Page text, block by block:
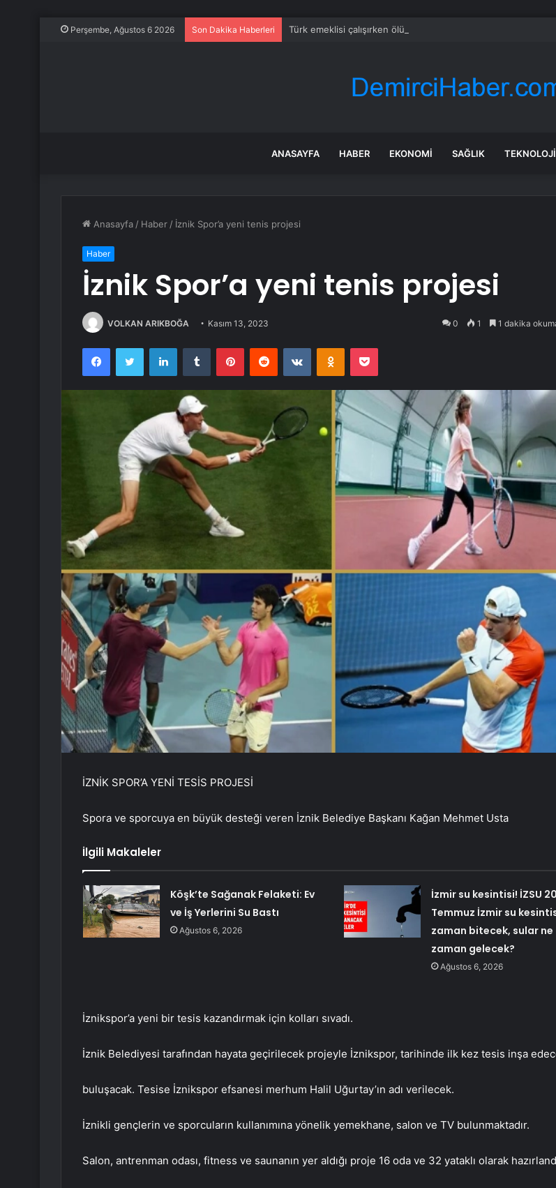
Perşembe, Ağustos 6 2026 Son Dakika Haberleri Türk emeklisi çalışırken ölüyor
ANASAYFA HABER EKONOMI SAĞLIK TEKNOLOJI
Anasayfa / Haber / İznik Spor’a yeni tenis projesi
Haber
İznik Spor’a yeni tenis projesi
VOLKAN ARIKBOĞA Kasım 13, 2023 0 1 1 dakika
FacebookTwitter LinkedInTumblr PinterestReddit VKontakteOdnoklassniki
Pocket
İZNİK SPOR’A YENİ TESİS PROJESİ
Spora ve sporcuya en büyük desteği veren İznik Belediye Başkanı Kağan Mehmet Usta
İlgili Makaleler
Köşk’te Sağanak Felaketi: Ev
ve İş Yerlerini Su Bastı
Ağustos 6, 2026
İzmir su kesintisi! İZSU
Temmuz İzmir su
zaman bitecek, sular ne
zaman gelecek?
Ağustos 6, 2026
İznikspor’a yeni bir tesis kazandırmak için kolları sıvadı.
İznik Belediyesi tarafından hayata geçirilecek projeyle İznikspor, tarihinde ilk kez tesis inşa
buluşacak. Tesise İznikspor efsanesi merhum Halil Uğurtay’ın adı verilecek.
İznikli gençlerin ve sporcuların kullanımına yönelik yemekhane, salon ve TV bulunmaktadır.
Salon, antrenman odası, fitness ve saunanın yer aldığı proje 16 oda ve 32 yataklı olarak